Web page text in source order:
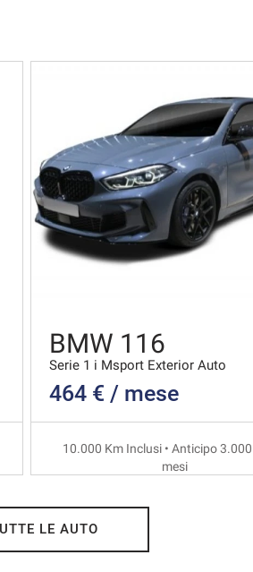
BMW 116
Serie 1 i Msport Exterior Auto
464 € / mese
10.000 Km Inclusi • Anticipo 3.000
mesi
LE AUTO